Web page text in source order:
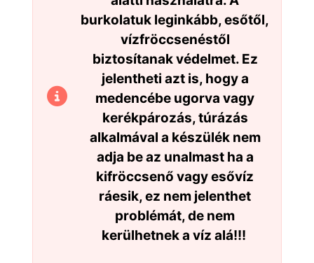
burkolatuk leginkább, esőtől,
vízfröccsenéstől
biztosítanak védelmet. Ez
jelentheti azt is, hogy a
medencébe ugorva vagy
kerékpározás, túrázás
alkalmával a készülék nem
adja be az unalmast ha a
kifröccsenő vagy esővíz
ráesik, ez nem jelenthet
problémát, de nem
kerülhetnek a víz alá!!!